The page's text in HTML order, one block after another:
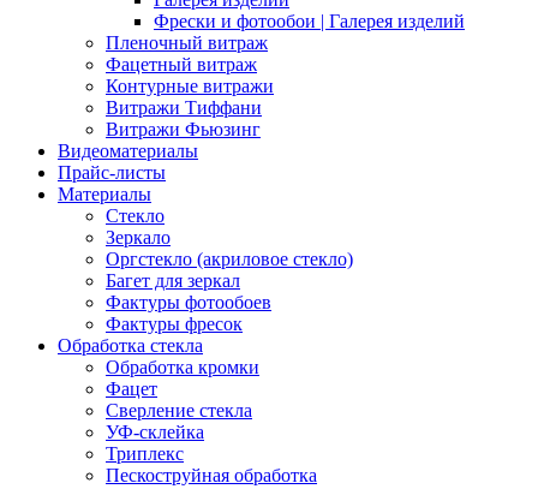
Фрески и фотообои | Галерея изделий
Пленочный витраж
Фацетный витраж
Контурные витражи
Витражи Тиффани
Витражи Фьюзинг
Видеоматериалы
Прайс-листы
Материалы
Стекло
Зеркало
Оргстекло (акриловое стекло)
Багет для зеркал
Фактуры фотообоев
Фактуры фресок
Обработка стекла
Обработка кромки
Фацет
Сверление стекла
УФ-склейка
Триплекс
Пескоструйная обработка